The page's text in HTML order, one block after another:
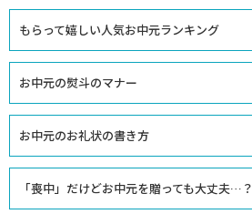
もらって嬉しい人気お中元ランキング
お中元の熨斗のマナー
お中元のお礼状の書き方
「喪中」だけどお中元を贈っても大丈夫…？